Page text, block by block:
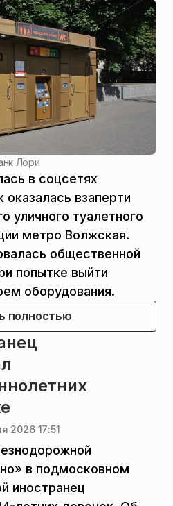
Лори
в соцсетях
взаперти
уличного туалетного
метро Волжская.
общественной
попытке выйти
оборудования.
полностью
2026 17:51
в подмосковном
иностранец